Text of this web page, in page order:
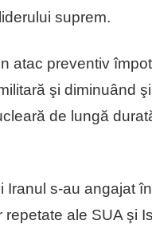
suprem.
atac preventiv
şi diminuând
de lungă
s-au angajat
ale SUA şi